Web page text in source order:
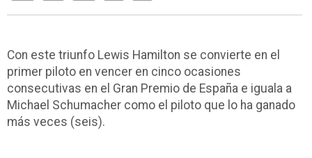
Con este triunfo Lewis Hamilton se convierte en el
primer piloto en vencer en cinco ocasiones
consecutivas en el Gran Premio de España e iguala a
Michael Schumacher como el piloto que lo ha ganado
más veces (seis).